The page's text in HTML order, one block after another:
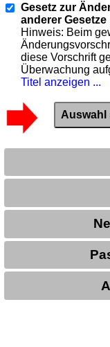
Gesetz zur
anderer Gesetze
Hinweis: Beim
diese Vorschrift
Überwachung
Titel anzeigen ...